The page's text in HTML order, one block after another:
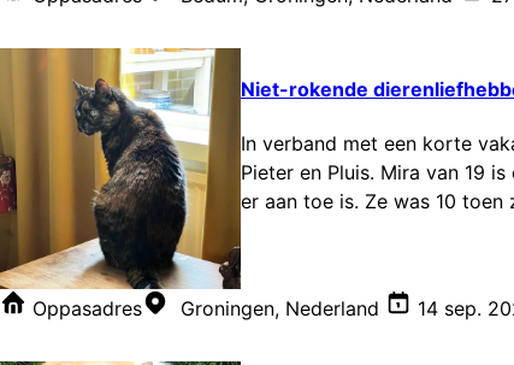
Niet-rokende
In verband met een korte
Pieter en Pluis. Mira van 19
er aan toe is. Ze was 10
Oppasadres Groningen, Nederland 14 sep.